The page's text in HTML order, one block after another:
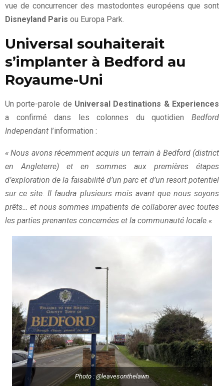
vue de concurrencer des mastodontes européens que sont
Disneyland Paris ou Europa Park.
Universal souhaiterait
s’implanter à Bedford au
Royaume-Uni
Un porte-parole de Universal Destinations & Experiences
a confirmé dans les colonnes du quotidien Bedford
Independant l’information :
«Nous avons récemment acquis un terrain à Bedford (district
en Angleterre) et en sommes aux premières étapes
d’exploration de la faisabilité d’un parc et d’un resort potentiel
sur ce site.Il faudra plusieurs mois avant que nous soyons
prêts… et nous sommes impatients de collaborer avec toutes
les parties prenantes concernées et la communauté locale. «
Photo : @leavesonthelawn